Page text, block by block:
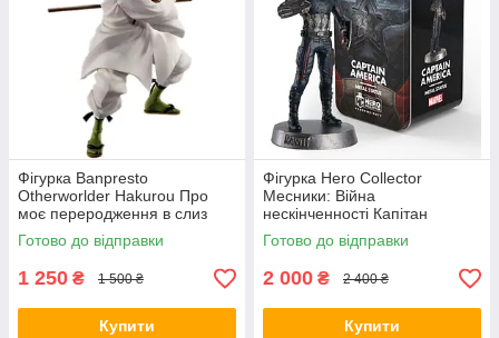
Фігурка Banpresto
Otherworlder Hakurou Про
моє переродження в слиз
Хакуро 14см WST TT H
Готово до відправки
1 250 ₴ 1 500 ₴
Купити
Фігурка Hero Collector
Месники: Війна
нескінченності Капітан
Америка Captain America 12
см WST movie M AIW CA
Готово до відправки
2 000 ₴ 2 400 ₴
Купити